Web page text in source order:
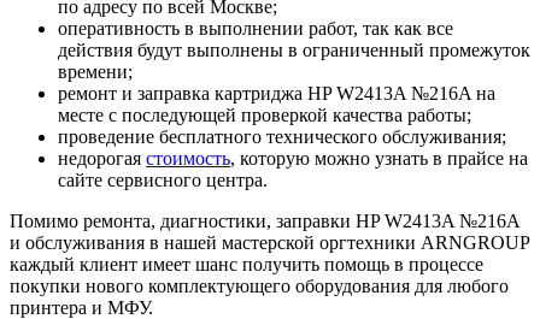
по адресу по всей Москве;
оперативность в выполнении работ, так как все
действия будут выполнены в ограниченный промежуток
времени;
ремонт и заправка картриджа HP W2413A №216A на
месте с последующей проверкой качества работы;
проведение бесплатного технического обслуживания;
недорогая стоимость, которую можно узнать в прайсе на
сайте сервисного центра.
Помимо ремонта, диагностики, заправки HP W2413A №216A
и обслуживания в нашей мастерской оргтехники ARNGROUP
каждый клиент имеет шанс получить помощь в процессе
покупки нового комплектующего оборудования для любого
принтера и МФУ.